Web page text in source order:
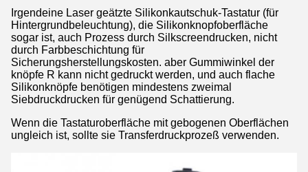
Irgendeine Laser geätzte Silikonkautschuk-Tastatur (für
Hintergrundbeleuchtung), die Silikonknopfoberfläche
sogar ist, auch Prozess durch Silkscreendrucken, nicht
durch Farbbeschichtung für
Sicherungsherstellungskosten. aber Gummiwinkel der
knöpfe R kann nicht gedruckt werden, und auch flache
Silikonknöpfe benötigen mindestens zweimal
Siebdruckdrucken für genügend Schattierung.
Wenn die Tastaturoberfläche mit gebogenen Oberflächen
ungleich ist, sollte sie Transferdruckprozeß verwenden.